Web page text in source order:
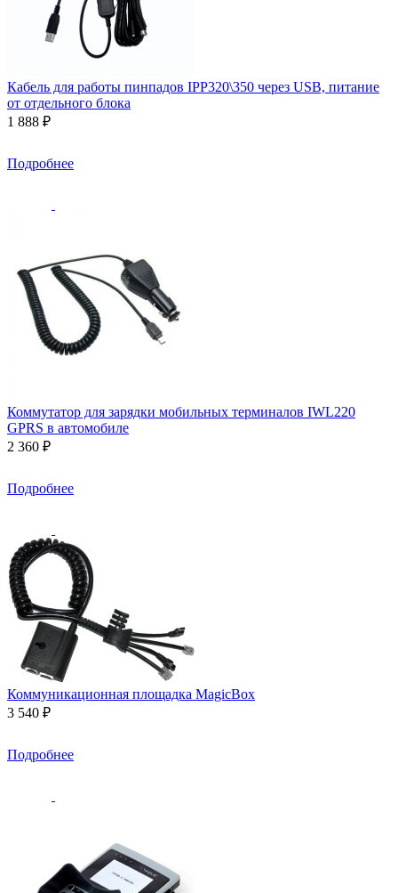
Кабель для работы пинпадов IPP320\350 через USB, питание
от отдельного блока
1 888 ₽
Подробнее
Коммутатор для зарядки мобильных терминалов IWL220
GPRS в автомобиле
2 360 ₽
Подробнее
Коммуникационная площадка MagicBox
3 540 ₽
Подробнее